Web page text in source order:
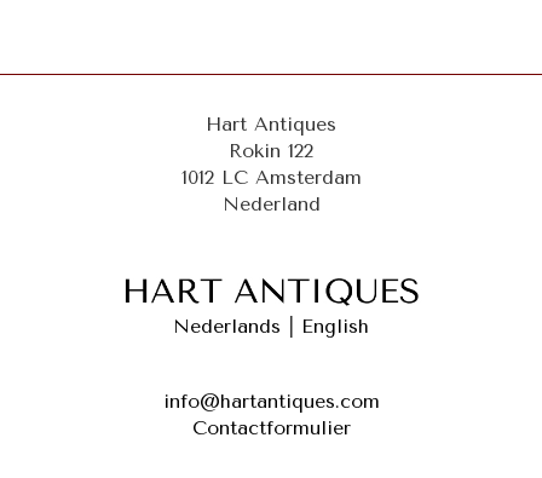
Hart Antiques
Rokin 122
1012 LC Amsterdam
Nederland
Nederlands English
info@hartantiques.com
Contactformulier